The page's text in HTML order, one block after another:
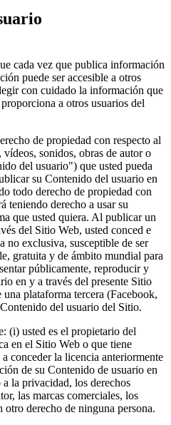
cada vez que publica información
puede ser accesible a otros
con cuidado la información que
a otros usuarios del
de propiedad con respecto al
sonidos, obras de autor o
del usuario") que usted pueda
su Contenido del usuario en
todo derecho de propiedad con
teniendo derecho a usar su
que usted quiera. Al publicar un
del Sitio Web, usted conced e
no exclusiva, susceptible de ser
gratuita y de ámbito mundial para
públicamente, reproducir y
en y a través del presente Sitio
plataforma tercera (Facebook,
del usuario del Sitio.
(i) usted es el propietario del
en el Sitio Web o que tiene
conceder la licencia anteriormente
de su Contenido de usuario en
la privacidad, los derechos
las marcas comerciales, los
derecho de ninguna persona.